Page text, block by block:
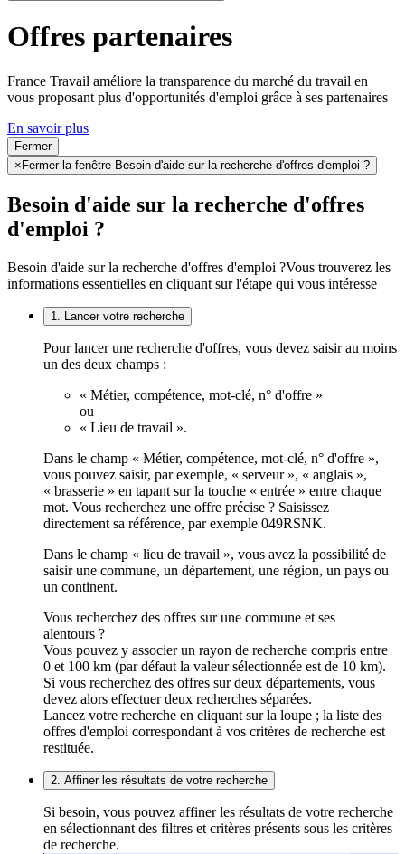
Offres partenaires
France Travail améliore la transparence du marché du travail en
vous proposant plus d'opportunités d'emploi grâce à ses partenaires
En savoir plus
Fermer
× Fermer la fenêtre Besoin d'aide sur la recherche d'offres d'emploi ?
Besoin d'aide sur la recherche d'offres
d'emploi ?
Besoin d'aide sur la recherche d'offres d'emploi ?Vous trouverez les
informations essentielles en cliquant sur l'étape qui vous intéresse
1. Lancer votre recherche
Pour lancer une recherche d'offres, vous devez saisir au moins
un des deux champs :
« Métier, compétence, mot-clé, n° d'offre »
ou
« Lieu de travail ».
Dans le champ « Métier, compétence, mot-clé, n° d'offre »,
vous pouvez saisir, par exemple, « serveur », « anglais »,
« brasserie » en tapant sur la touche « entrée » entre chaque
mot. Vous recherchez une offre précise ? Saisissez
directement sa référence, par exemple 049RSNK.
Dans le champ « lieu de travail », vous avez la possibilité de
saisir une commune, un département, une région, un pays ou
un continent.
Vous recherchez des offres sur une commune et ses
alentours ?
Vous pouvez y associer un rayon de recherche compris entre
0 et 100 km (par défaut la valeur sélectionnée est de 10 km).
Si vous recherchez des offres sur deux départements, vous
devez alors effectuer deux recherches séparées.
Lancez votre recherche en cliquant sur la loupe ; la liste des
offres d'emploi correspondant à vos critères de recherche est
restituée.
2. Affiner les résultats de votre recherche
Si besoin, vous pouvez affiner les résultats de votre recherche
en sélectionnant des filtres et critères présents sous les critères
de recherche.